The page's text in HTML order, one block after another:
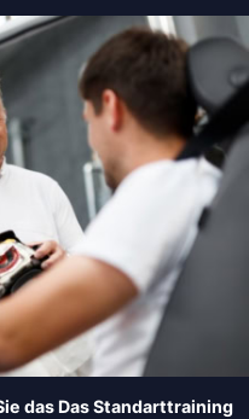
das Das Standarttraining